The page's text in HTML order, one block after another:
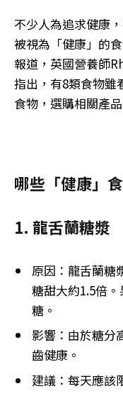
不少人為追求健康
被視為「健康」的
報道，英國營養師
指出，有8類食物雖
食物，選購相關產
哪些「健康」
1. 龍舌蘭糖漿
原因：龍舌蘭糖
糖甜大約1.5倍
糖。
影響：由於糖分
齒健康。
建議：每天應該